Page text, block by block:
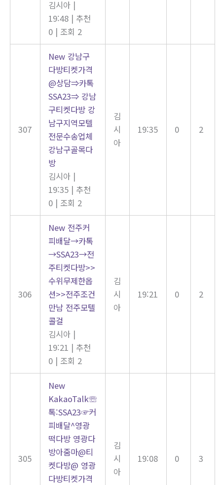
김시아 |
19:48 | 추천
0 | 조회 2
307
New 강남구
다방티켓가격
@상담⇒카톡
SSA23⇒ 강남
구티켓다방 강
남구지역모텔
전문수송업체
강남구골목다
방
김시아 |
19:35 | 추천
0 | 조회 2
김
시
아
19:35 0 2
306
New 전주커
피배달→카톡
→SSA23→전
주티켓다방>>
수위무제한옵
션>>전주조건
만남 전주모텔
콜걸
김시아 |
19:21 | 추천
0 | 조회 2
김
시
아
19:21 0 2
305
New
KakaoTalk☏
톡:SSA23☞커
피배달^영광
떡다방 영광다
방아줌마@티
켓다방@ 영광
다방티켓가격
김
시
아
19:08 0 3